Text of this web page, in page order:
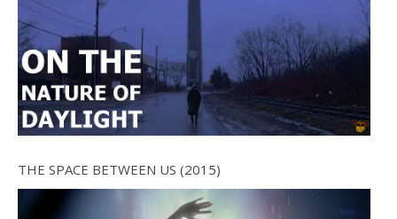
THE SPACE BETWEEN US (2015)